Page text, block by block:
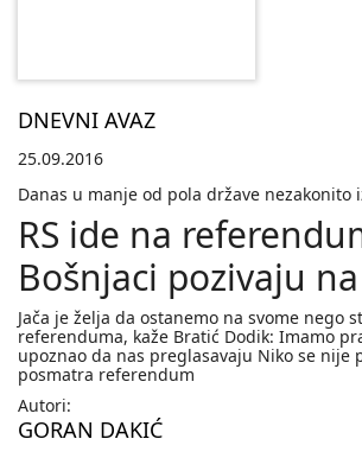
DNEVNI AVAZ
25.09.2016
Danas u manje od pola države nezakonito
RS ide na
Bošnjaci pozivaju
Jača je želja da ostanemo na svome nego
referenduma, kaže Bratić Dodik: Imamo
upoznao da nas preglasavaju Niko se nije
posmatra referendum
Autori:
GORAN DAKIĆ